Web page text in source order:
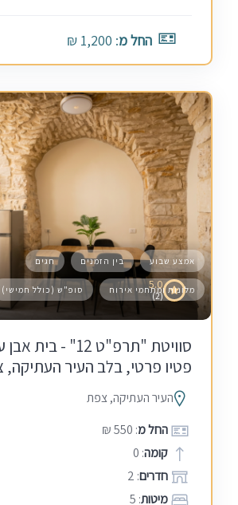
החל מ: 1,200 ₪
5.0
(2)
אמצע שבוע בין הזמנים חגים
מלונות ומתחמי אירוח סופ"ש (כולל חמישי)
סוויטת "תרפ"ט 12" -
פטיו פרטי, בלב העיר
העיר העתיקה, צפת
החל מ: 550 ₪
קומה: 0
חדרים: 2
מיטות: 5